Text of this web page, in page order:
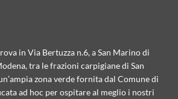
in Via Bertuzza n.6, a San Marino di
tra le frazioni carpigiane di San
zona verde fornita dal Comune di
ad hoc per ospitare al meglio i nostri